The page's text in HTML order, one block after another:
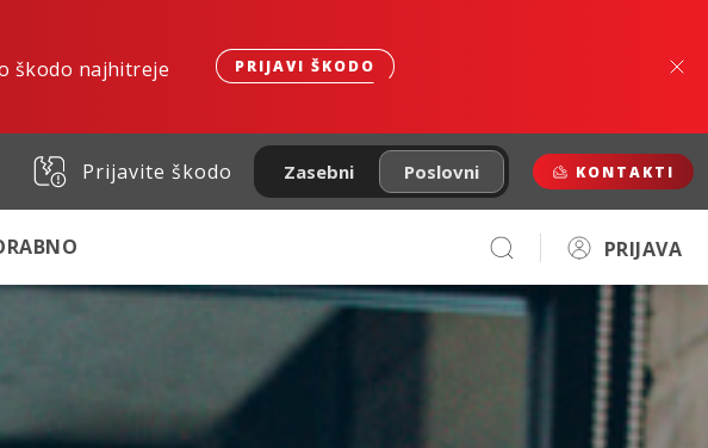
škodo najhitreje
PRIJAVI ŠKODO
Prijavite škodo Zasebni Poslovni KONTAKTI
PRIJAVA